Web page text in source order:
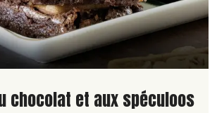
de la recette
chocolat et aux spéculoos